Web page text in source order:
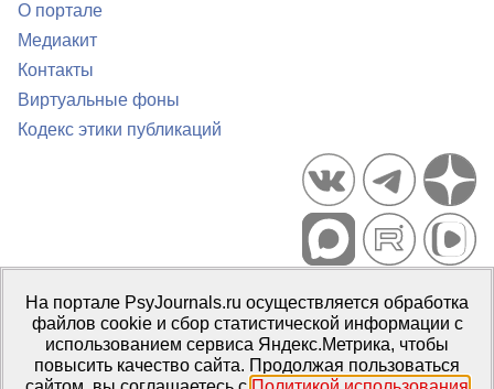
О портале
Медиакит
Контакты
Виртуальные фоны
Кодекс этики публикаций
Портал психологических изданий PsyJournals.ru, 2007–2026
Правила использования материалов
Свидетельство регистрации СМИЭл № ФС77-66447 от 14 июля
2016 г.
На портале PsyJournals.ru осуществляется обработка
файлов cookie и сбор статистической информации с
использованием сервиса Яндекс.Метрика, чтобы
повысить качество сайта. Продолжая пользоваться